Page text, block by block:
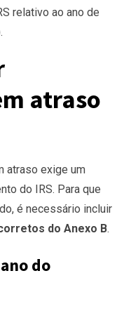
relativo ao ano de
atraso
atraso exige um
do IRS. Para que
é necessário incluir
do Anexo B.
do